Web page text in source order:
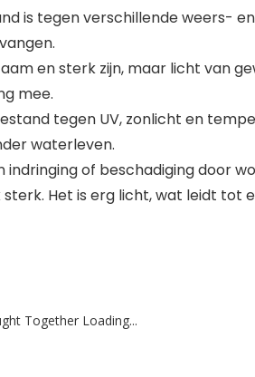
is tegen verschillende weers-
en sterk zijn, maar licht van
mee.
tegen UV, zonlicht en
waterleven.
of beschadiging door
Het is erg licht, wat leidt tot
Together Loading...